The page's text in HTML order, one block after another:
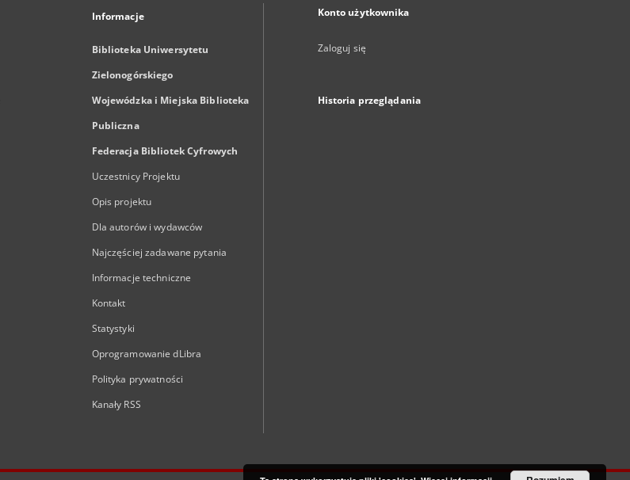
Informacje
Biblioteka Uniwersytetu
Zielonogórskiego
Wojewódzka i Miejska Biblioteka
Publiczna
Federacja Bibliotek Cyfrowych
Uczestnicy Projektu
Opis projektu
Dla autorów i wydawców
Najczęściej zadawane pytania
Informacje techniczne
Kontakt
Statystyki
Oprogramowanie dLibra
Polityka prywatności
Kanały RSS
Konto użytkownika
Zaloguj się
Historia przeglądania